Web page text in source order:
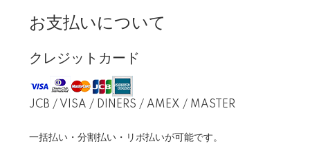
お支払いについて
クレジットカード
JCB / VISA / DINERS / AMEX / MASTER
一括払い・分割払い・リボ払いが可能です。